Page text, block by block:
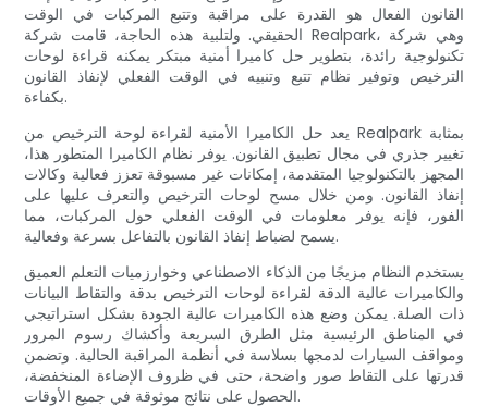
القانون الفعال هو القدرة على مراقبة وتتبع المركبات في الوقت
الحقيقي. ولتلبية هذه الحاجة، قامت شركة Realpark، وهي شركة
تكنولوجية رائدة، بتطوير حل كاميرا أمنية مبتكر يمكنه قراءة لوحات
الترخيص وتوفير نظام تتبع وتنبيه في الوقت الفعلي لإنفاذ القانون
بكفاءة.
يعد حل الكاميرا الأمنية لقراءة لوحة الترخيص من Realpark بمثابة
تغيير جذري في مجال تطبيق القانون. يوفر نظام الكاميرا المتطور هذا،
المجهز بالتكنولوجيا المتقدمة، إمكانات غير مسبوقة تعزز فعالية وكالات
إنفاذ القانون. ومن خلال مسح لوحات الترخيص والتعرف عليها على
الفور، فإنه يوفر معلومات في الوقت الفعلي حول المركبات، مما
يسمح لضباط إنفاذ القانون بالتفاعل بسرعة وفعالية.
يستخدم النظام مزيجًا من الذكاء الاصطناعي وخوارزميات التعلم العميق
والكاميرات عالية الدقة لقراءة لوحات الترخيص بدقة والتقاط البيانات
ذات الصلة. يمكن وضع هذه الكاميرات عالية الجودة بشكل استراتيجي
في المناطق الرئيسية مثل الطرق السريعة وأكشاك رسوم المرور
ومواقف السيارات لدمجها بسلاسة في أنظمة المراقبة الحالية. وتضمن
قدرتها على التقاط صور واضحة، حتى في ظروف الإضاءة المنخفضة،
الحصول على نتائج موثوقة في جميع الأوقات.